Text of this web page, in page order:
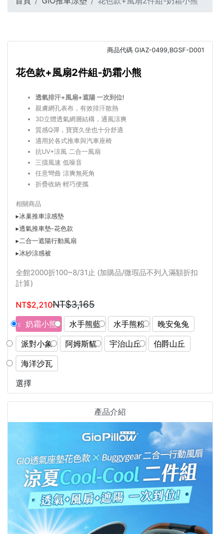
商品代碼 GIAZ-0499,BGSF-D001
花色款+風扇2件組-奶霜小熊
透氣排汗+風扇+遮陽 一次到位!
親膚網孔表布，有效排汗散熱
3D立體透氣網層結構，通風涼爽
質感Q彈，寶寶久坐也十分舒適
適用於各式推車與汽車座椅
抗UV+涼風 二合一風扇
三擋風速 低噪音
任意彎曲 涼爽無死角
折疊收納 輕巧便攜
相關商品
▸冰巢推車涼感墊
▸透氣推車墊-花色款
▸二合一遮陽行動風扇
▸冰紗涼感被
全館2000折100~8/31止 (加購品/微瑕品不列入滿額折扣
計算)
NT$2,210NT$3,165
奶霜小熊 水手熊藍 水手熊粉
晚安兔兔
派對小象
阿姆斯貓 宇治山丘
伯爵山丘
海洋沙瓦
選擇
產品介紹